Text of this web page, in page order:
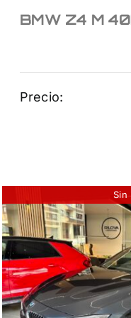
BMW Z4 M
Precio:
Sin
BMW